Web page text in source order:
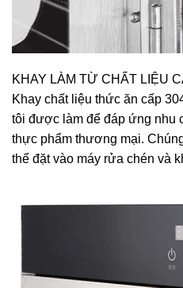
KHAY LÀM TỪ CHẤT LIỆU
Khay chất liệu thức ăn cấp
tôi được làm để đáp ứng nhu
thực phẩm thương mại.
thể đặt vào máy rửa chén và